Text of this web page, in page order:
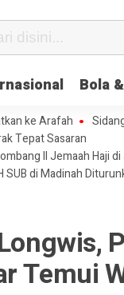
Bola
ke Arafah
Tepat Sasaran
II Jemaah Haji
di Madinah
Temui